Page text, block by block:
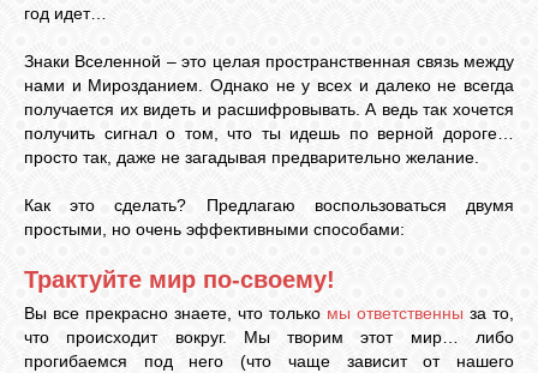
FACEBOOK
год идет…
Знаки Вселенной – это целая пространственная связь между
нами и Мирозданием. Однако не у всех и далеко не всегда
получается их видеть и расшифровывать. А ведь так хочется
получить сигнал о том, что ты идешь по верной дороге…
просто так, даже не загадывая предварительно желание.
Как это сделать? Предлагаю воспользоваться двумя
простыми, но очень эффективными способами:
Трактуйте мир по-своему!
Вы все прекрасно знаете, что только мы ответственны за то,
что происходит вокруг. Мы творим этот мир… либо
прогибаемся под него (что чаще зависит от нашего